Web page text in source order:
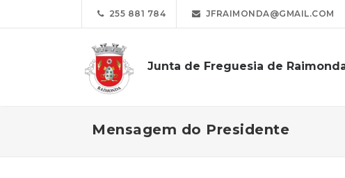
255 881 784 JFRAIMONDA@GMAIL.COM
Junta de Freguesia de
Mensagem do Presidente